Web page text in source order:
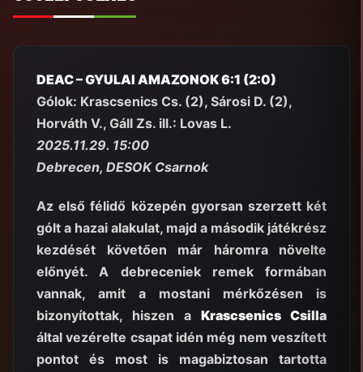
DEAC – GYULAI AMAZONOK 6:1 (2:0)
Gólok: Krascsenics Cs. (2), Sárosi D. (2),
Horváth V., Gáll Zs. ill.: Lovas L.
2025.11.29. 15:00
Debrecen, DESOK Csarnok
Az első félidő közepén gyorsan szerzett két
gólt a hazai alakulat, majd a második játékrész
kezdését követően már háromra növelte
előnyét. A debreceniek remek formában
vannak, amit a mostani mérkőzésen is
bizonyítottak, hiszen a Krascsenics Csilla
által vezérelte csapat idén még nem veszített
pontot és most is magabiztosan tartotta